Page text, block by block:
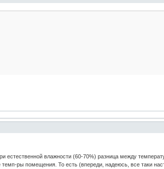
естественной влажности (60-70%) разница между
ры помещения. То есть (впереди, надеюсь, все таки